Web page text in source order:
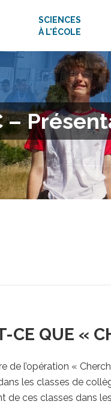
SCIENCES
À L'ÉCOLE
–
CE QUE «
de l’opération «
les classes de
de ces classes dans